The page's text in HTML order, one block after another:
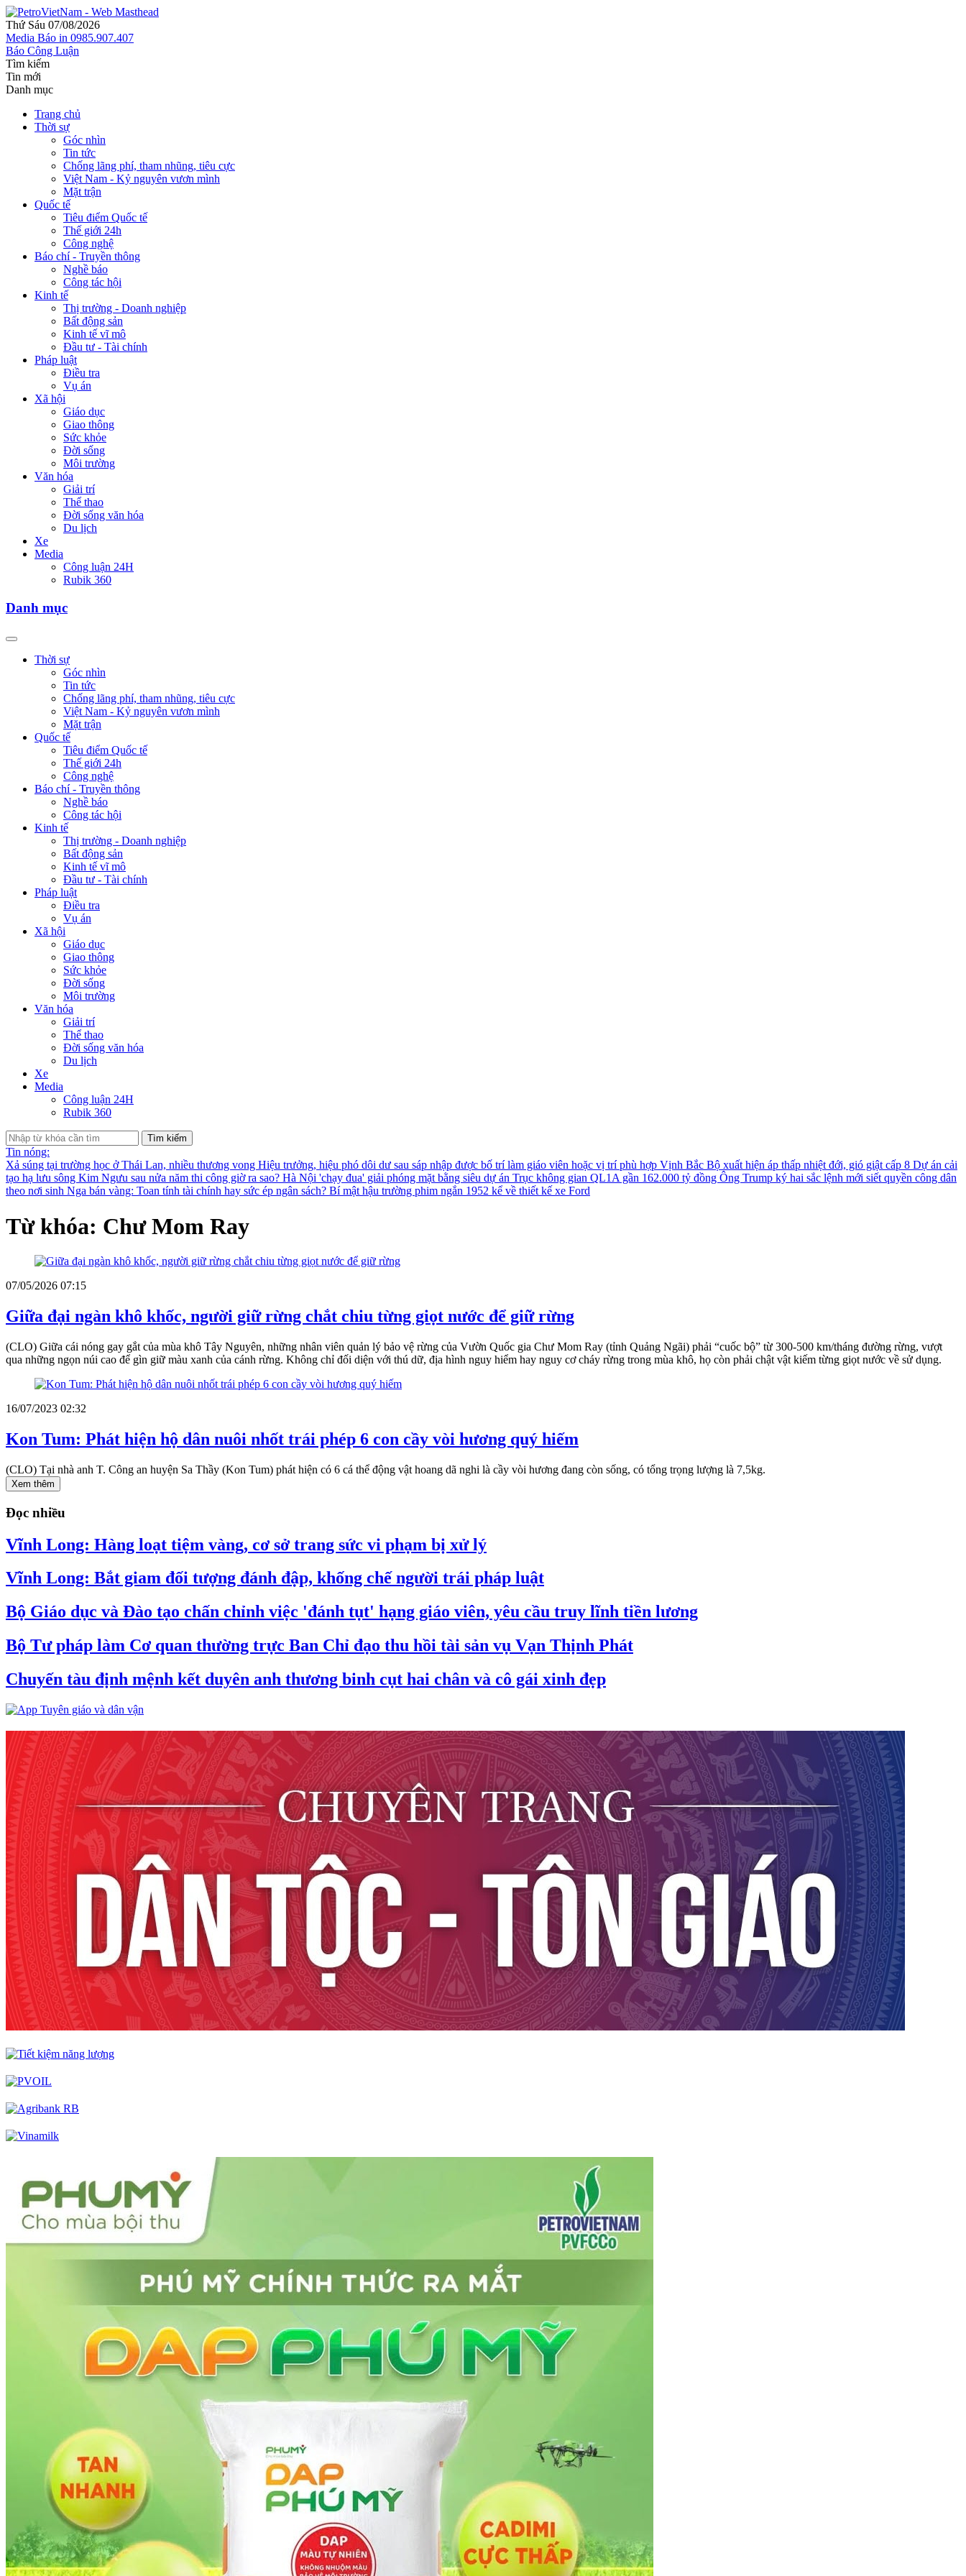
Thứ Sáu 07/08/2026
Media Báo in 0985.907.407
Báo Công Luận
Tìm kiếm
Tin mới
Danh mục
Trang chủ
Thời sự
Góc nhìn
Tin tức
Chống lãng phí, tham nhũng, tiêu cực
Việt Nam - Kỷ nguyên vươn mình
Mặt trận
Quốc tế
Tiêu điểm Quốc tế
Thế giới 24h
Công nghệ
Báo chí - Truyền thông
Nghề báo
Công tác hội
Kinh tế
Thị trường - Doanh nghiệp
Bất động sản
Kinh tế vĩ mô
Đầu tư - Tài chính
Pháp luật
Điều tra
Vụ án
Xã hội
Giáo dục
Giao thông
Sức khỏe
Đời sống
Môi trường
Văn hóa
Giải trí
Thể thao
Đời sống văn hóa
Du lịch
Xe
Media
Công luận 24H
Rubik 360
Danh mục
Thời sự
Góc nhìn
Tin tức
Chống lãng phí, tham nhũng, tiêu cực
Việt Nam - Kỷ nguyên vươn mình
Mặt trận
Quốc tế
Tiêu điểm Quốc tế
Thế giới 24h
Công nghệ
Báo chí - Truyền thông
Nghề báo
Công tác hội
Kinh tế
Thị trường - Doanh nghiệp
Bất động sản
Kinh tế vĩ mô
Đầu tư - Tài chính
Pháp luật
Điều tra
Vụ án
Xã hội
Giáo dục
Giao thông
Sức khỏe
Đời sống
Môi trường
Văn hóa
Giải trí
Thể thao
Đời sống văn hóa
Du lịch
Xe
Media
Công luận 24H
Rubik 360
Tìm kiếm
Tin nóng:
Xả súng tại trường học ở Thái Lan, nhiều thương vong Hiệu trưởng, hiệu phó dôi dư sau sáp nhập được bố trí làm giáo viên hoặc vị trí phù hợp Vịnh Bắc Bộ xuất hiện áp thấp nhiệt đới, gió giật cấp 8 Dự án cải
tạo hạ lưu sông Kim Ngưu sau nửa năm thi công giờ ra sao? Hà Nội 'chạy đua' giải phóng mặt bằng siêu dự án Trục không gian QL1A gần 162.000 tỷ đồng Ông Trump ký hai sắc lệnh mới siết quyền công dân
theo nơi sinh Nga bán vàng: Toan tính tài chính hay sức ép ngân sách? Bí mật hậu trường phim ngắn 1952 kể về thiết kế xe Ford
Từ khóa: Chư Mom Ray
07/05/2026 07:15
Giữa đại ngàn khô khốc, người giữ rừng chắt chiu từng giọt nước để giữ rừng
(CLO) Giữa cái nóng gay gắt của mùa khô Tây Nguyên, những nhân viên quản lý bảo vệ rừng của Vườn Quốc gia Chư Mom Ray (tỉnh Quảng Ngãi) phải “cuốc bộ” từ 300-500 km/tháng đường rừng, vượt
qua những ngọn núi cao để gìn giữ màu xanh của cánh rừng. Không chỉ đối diện với thú dữ, địa hình nguy hiểm hay nguy cơ cháy rừng trong mùa khô, họ còn phải chật vật kiếm từng giọt nước về sử dụng.
16/07/2023 02:32
Kon Tum: Phát hiện hộ dân nuôi nhốt trái phép 6 con cầy vòi hương quý hiếm
(CLO) Tại nhà anh T. Công an huyện Sa Thầy (Kon Tum) phát hiện có 6 cá thể động vật hoang dã nghi là cầy vòi hương đang còn sống, có tổng trọng lượng là 7,5kg.
Xem thêm
Đọc nhiều
Vĩnh Long: Hàng loạt tiệm vàng, cơ sở trang sức vi phạm bị xử lý
Vĩnh Long: Bắt giam đối tượng đánh đập, khống chế người trái pháp luật
Bộ Giáo dục và Đào tạo chấn chỉnh việc 'đánh tụt' hạng giáo viên, yêu cầu truy lĩnh tiền lương
Bộ Tư pháp làm Cơ quan thường trực Ban Chỉ đạo thu hồi tài sản vụ Vạn Thịnh Phát
Chuyến tàu định mệnh kết duyên anh thương binh cụt hai chân và cô gái xinh đẹp